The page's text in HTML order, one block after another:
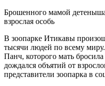
Брошенного мамой
взрослая особь
В зоопарке Итикавы
тысячи людей по всему
Панч, которого мать
дождался объятий от
представители зоопарка в